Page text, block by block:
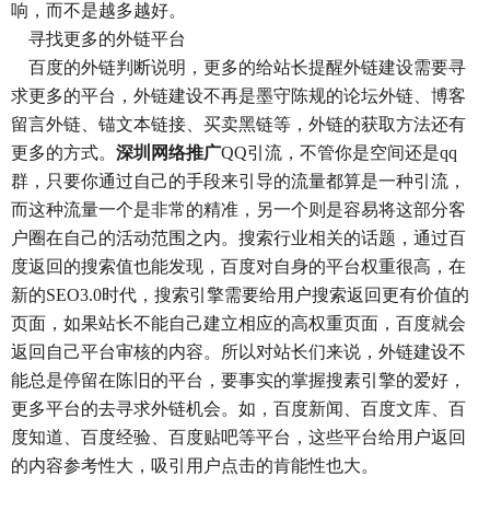
响，而不是越多越好。
寻找更多的外链平台
百度的外链判断说明，更多的给站长提醒外链建设需要寻
求更多的平台，外链建设不再是墨守陈规的论坛外链、博客
留言外链、锚文本链接、买卖黑链等，外链的获取方法还有
更多的方式。 深圳网络推广QQ引流，不管你是空间还是qq
群，只要你通过自己的手段来引导的流量都算是一种引流，
而这种流量一个是非常的精准，另一个则是容易将这部分客
户圈在自己的活动范围之内。搜索行业相关的话题，通过百
度返回的搜索值也能发现，百度对自身的平台权重很高，在
新的SEO3.0时代，搜索引擎需要给用户搜索返回更有价值的
页面，如果站长不能自己建立相应的高权重页面，百度就会
返回自己平台审核的内容。所以对站长们来说，外链建设不
能总是停留在陈旧的平台，要事实的掌握搜素引擎的爱好，
更多平台的去寻求外链机会。如，百度新闻、百度文库、百
度知道、百度经验、百度贴吧等平台，这些平台给用户返回
的内容参考性大，吸引用户点击的肯能性也大。